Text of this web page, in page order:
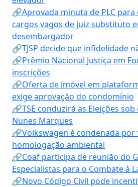
🔗Aprovada minuta de PLC
cargos vagos de juiz substituto
desembargador
🔗TJSP decide que infidelidade
🔗Prêmio Nacional Justiça em
inscrições
🔗Oferta de imóvel em
exige aprovação do condomínio
🔗TSE conduzirá as Eleições
Nunes Marques
🔗Volkswagen é condenada por
homologação ambiental
🔗Coaf participa de reunião do
Especialistas para o Combate à
🔗Novo Código Civil pode